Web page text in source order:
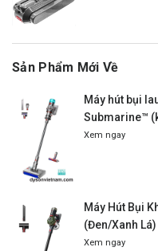
Sản Phẩm Mới Về
Máy hút bụi
Submarine™
Xem ngay
Máy Hút Bụi
(Đen/Xanh Lá)
Xem ngay